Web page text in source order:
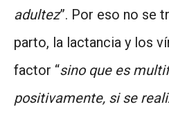
adultez”. Por eso no se
parto, la lactancia y los
factor “sino que es
positivamente, si se